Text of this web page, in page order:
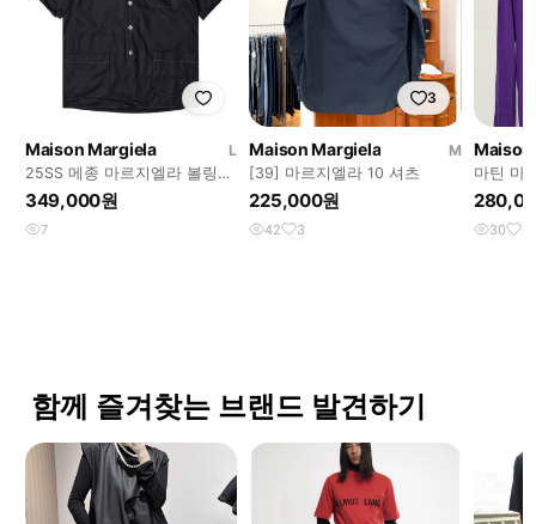
Maison Margiela
L
25SS 메종 마르지엘라 볼링
셔츠
349,000원
7
3
Maison Margiela
M
[39] 마르지엘라 10 셔츠
225,000원
42 3
Maison
마틴 마
리브
30 2
함께 즐겨찾는 브랜드 발견하기